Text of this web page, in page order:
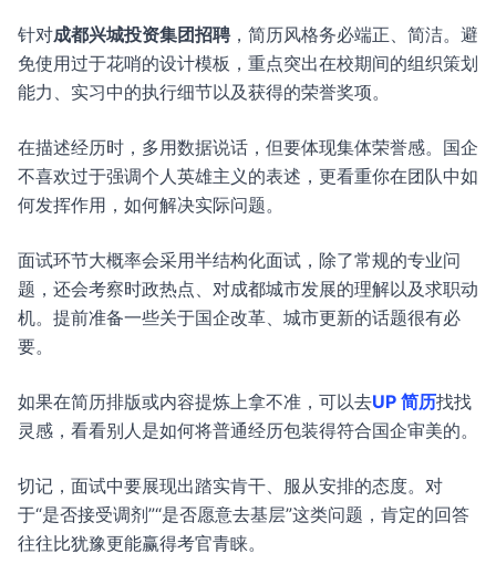
针对成都兴城投资集团招聘，简历风格务必端正、简洁。避
免使用过于花哨的设计模板，重点突出在校期间的组织策划
能力、实习中的执行细节以及获得的荣誉奖项。
在描述经历时，多用数据说话，但要体现集体荣誉感。国企
不喜欢过于强调个人英雄主义的表述，更看重你在团队中如
何发挥作用，如何解决实际问题。
面试环节大概率会采用半结构化面试，除了常规的专业问
题，还会考察时政热点、对成都城市发展的理解以及求职动
机。提前准备一些关于国企改革、城市更新的话题很有必
要。
如果在简历排版或内容提炼上拿不准，可以去UP 简历找找
灵感，看看别人是如何将普通经历包装得符合国企审美的。
切记，面试中要展现出踏实肯干、服从安排的态度。对
于“是否接受调剂”“是否愿意去基层”这类问题，肯定的回答
往往比犹豫更能赢得考官青睐。